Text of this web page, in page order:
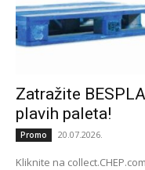
Zatražite
plavih paleta!
Promo 20.07.2026.
Kliknite na